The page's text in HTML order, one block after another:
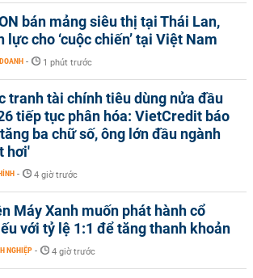
bán mảng siêu thị tại Thái Lan,
lực cho ‘cuộc chiến’ tại Việt Nam
- 1 phút trước
tranh tài chính tiêu dùng nửa đầu
tiếp tục phân hóa: VietCredit báo
ba chữ số, ông lớn đầu ngành
hơi'
- 4 giờ trước
Máy Xanh muốn phát hành cổ
với tỷ lệ 1:1 để tăng thanh khoản
NGHIỆP - 4 giờ trước